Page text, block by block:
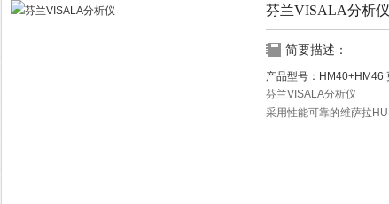
芬兰VISALA分析仪
简要描述：
产品型号： HM40+HM46
芬兰VISALA分析仪
采用性能可靠的维萨拉